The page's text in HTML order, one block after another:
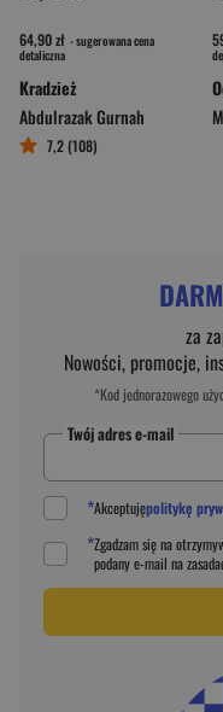
64,90 zł - sugerowana cena
detaliczna
Kradzież
Abdulrazak Gurnah
7,2 (108)
za
Nowości, promocje,
*Kod jednorazowego
Twój adres e-mail
*Akceptujępolitykę
*Zgadzam się na
podanye-mail na